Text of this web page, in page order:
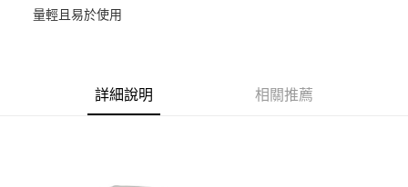
全盈+PAY
【關於「AFTEE先享後付」】
AFTEE先享後付是「在收到商品之後才付款」的支付方式。 讓您購物簡單
量輕且易於使用
詳細說明 相關推薦